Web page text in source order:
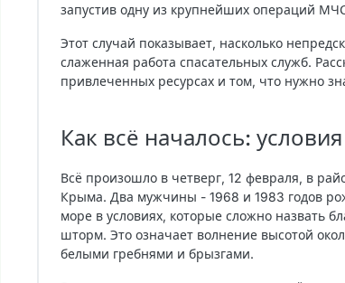
запустив одну из крупнейших операций
Этот случай показывает, насколько
слаженная работа спасательных служб.
привлеченных ресурсах и том, что нужно
Как всё началось:
Всё произошло в четверг, 12 февраля, в
Крыма. Два мужчины - 1968 и 1983 годов
море в условиях, которые сложно назвать
шторм. Это означает волнение высотой
белыми гребнями и брызгами.